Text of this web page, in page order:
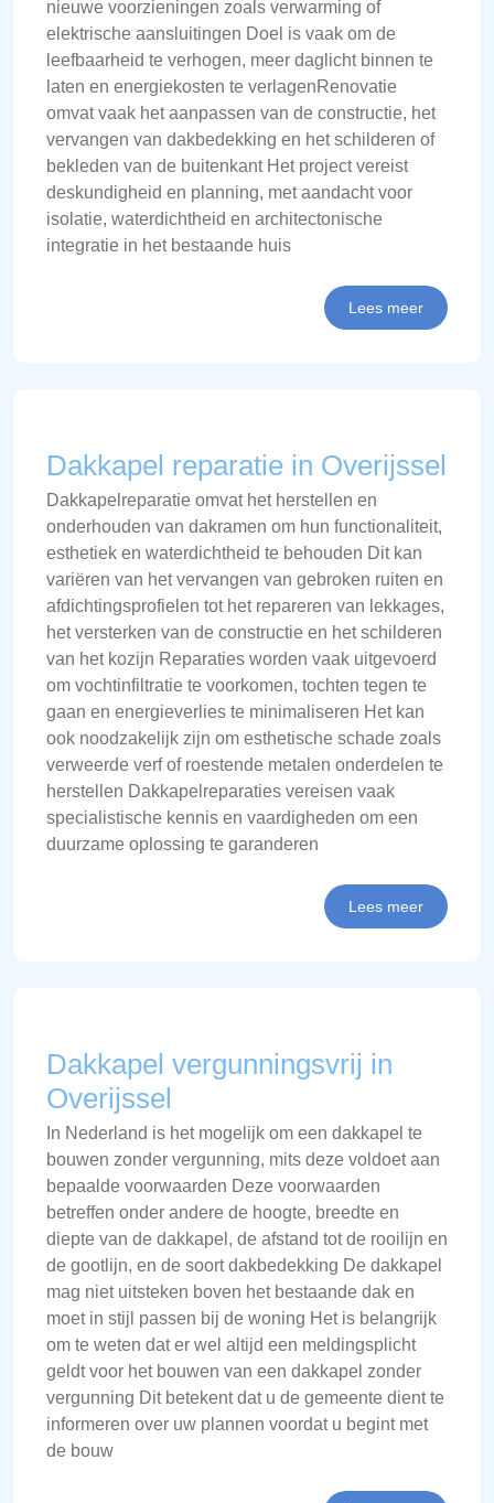
nieuwe voorzieningen zoals verwarming of
elektrische aansluitingen Doel is vaak om de
leefbaarheid te verhogen, meer daglicht binnen te
laten en energiekosten te verlagenRenovatie
omvat vaak het aanpassen van de constructie, het
vervangen van dakbedekking en het schilderen of
bekleden van de buitenkant Het project vereist
deskundigheid en planning, met aandacht voor
isolatie, waterdichtheid en architectonische
integratie in het bestaande huis
Lees meer
Dakkapel reparatie in Overijssel
Dakkapelreparatie omvat het herstellen en
onderhouden van dakramen om hun functionaliteit,
esthetiek en waterdichtheid te behouden Dit kan
variëren van het vervangen van gebroken ruiten en
afdichtingsprofielen tot het repareren van lekkages,
het versterken van de constructie en het schilderen
van het kozijn Reparaties worden vaak uitgevoerd
om vochtinfiltratie te voorkomen, tochten tegen te
gaan en energieverlies te minimaliseren Het kan
ook noodzakelijk zijn om esthetische schade zoals
verweerde verf of roestende metalen onderdelen te
herstellen Dakkapelreparaties vereisen vaak
specialistische kennis en vaardigheden om een
duurzame oplossing te garanderen
Lees meer
Dakkapel vergunningsvrij in
Overijssel
In Nederland is het mogelijk om een dakkapel te
bouwen zonder vergunning, mits deze voldoet aan
bepaalde voorwaarden Deze voorwaarden
betreffen onder andere de hoogte, breedte en
diepte van de dakkapel, de afstand tot de rooilijn en
de gootlijn, en de soort dakbedekking De dakkapel
mag niet uitsteken boven het bestaande dak en
moet in stijl passen bij de woning Het is belangrijk
om te weten dat er wel altijd een meldingsplicht
geldt voor het bouwen van een dakkapel zonder
vergunning Dit betekent dat u de gemeente dient te
informeren over uw plannen voordat u begint met
de bouw